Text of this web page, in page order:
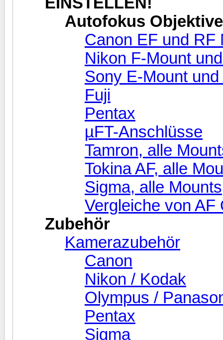
Autofokus Objektive
Canon EF und RF
Nikon F-Mount
Sony E-Mount
Fuji
Pentax
µFT-Anschlüsse
Tamron, alle
Tokina AF, alle
Sigma, alle Mounts
Vergleiche von AF
Zubehör
Kamerazubehör
Canon
Nikon / Kodak
Olympus /
Pentax
Sigma